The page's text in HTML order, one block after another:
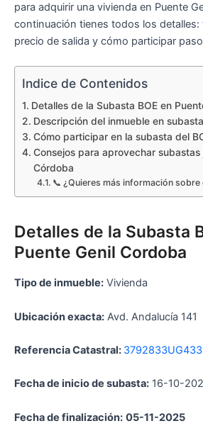
para adquirir una vivienda en Puente
continuación tienes todos los
precio de salida y cómo participar
Indice de Contenidos
Detalles de la Subasta BOE en
Descripción del inmueble en subasta
Cómo participar en la subasta del
Consejos para aprovechar subastas
Córdoba
📞 ¿Quieres más información
Detalles de la Subasta
Puente Genil Cordoba
Tipo de inmueble: Vivienda
Ubicación exacta: Avd. Andalucía 141
Referencia Catastral:
Fecha de inicio de subasta: 16-10-
Fecha de finalización: 05-11-2025